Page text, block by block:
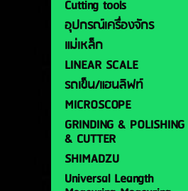
Cutting tools
อุปกรณ์เครื่องจักร
แม่เหล็ก
LINEAR SCALE
รถเข็น/แฮนลิฟท์
MICROSCOPE
GRINDING & POLISHING
& CUTTER
SHIMADZU
Universal Leangth